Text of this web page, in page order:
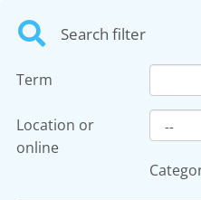
Search filter
Term
Location or
online